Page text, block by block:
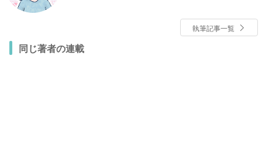
執筆記事一覧
同じ著者の連載